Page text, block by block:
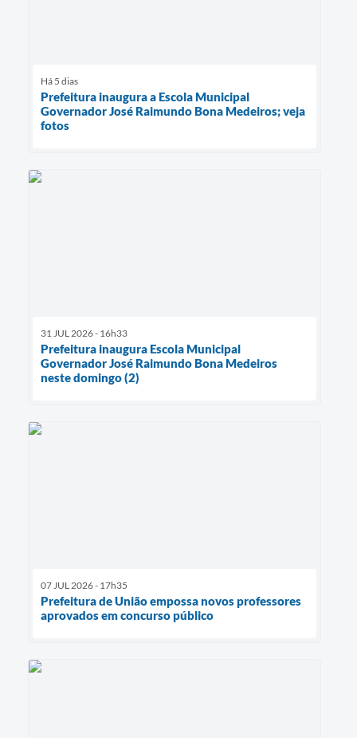
Há 5 dias
Prefeitura inaugura a Escola Municipal
Governador José Raimundo Bona Medeiros; veja
fotos
31 JUL 2026 - 16h33
Prefeitura inaugura Escola Municipal
Governador José Raimundo Bona Medeiros
neste domingo (2)
07 JUL 2026 - 17h35
Prefeitura de União empossa novos professores
aprovados em concurso público